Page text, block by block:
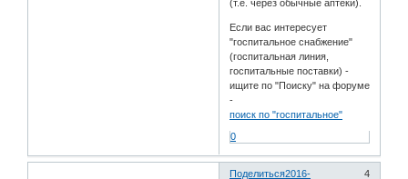
(т.е. через обычные аптеки).
Если вас интересует
"госпитальное снабжение"
(госпитальная линия,
госпитальные поставки) -
ищите по "Поиску" на форуме
-
поиск по "госпитальное"
0
Поделиться 4
2016-